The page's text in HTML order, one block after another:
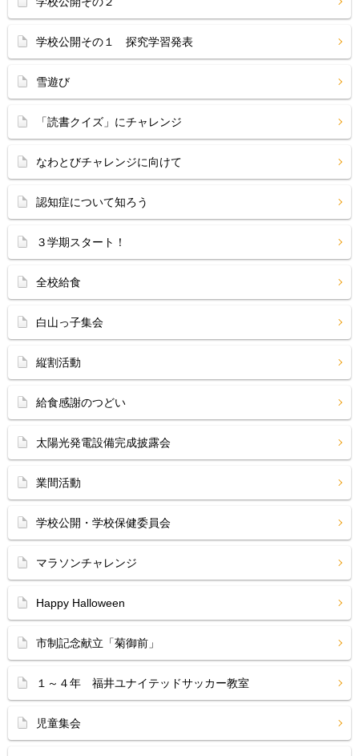
学校公開その１ 探究学習発表
雪遊び
「読書クイズ」にチャレンジ
なわとびチャレンジに向けて
認知症について知ろう
３学期スタート！
全校給食
白山っ子集会
縦割活動
給食感謝のつどい
太陽光発電設備完成披露会
業間活動
学校公開・学校保健委員会
マラソンチャレンジ
Happy Halloween
市制記念献立「菊御前」
１～４年 福井ユナイテッドサッカー教室
児童集会